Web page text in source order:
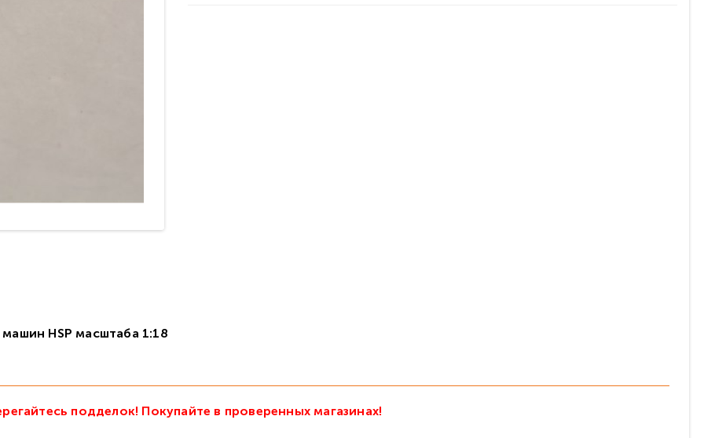
HSP масштаба 1:18
подделок! Покупайте в проверенных магазинах!